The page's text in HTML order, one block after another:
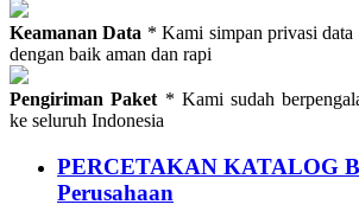
Keamanan Data * Kami simpan privasi data
dengan baik aman dan rapi
Pengiriman Paket * Kami sudah
ke seluruh Indonesia
PERCETAKAN KATALOG
Perusahaan